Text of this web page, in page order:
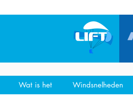
Wat is het Windsnelheden